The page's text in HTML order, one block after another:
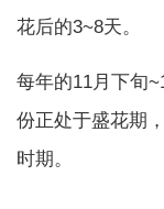
花后的3~8天。
每年的11月下旬
份正处于盛花期
时期。